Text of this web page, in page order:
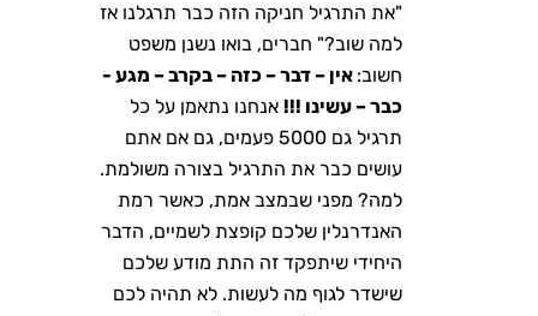
"את התרגיל חניקה הזה כבר תרגלנו אז
למה שוב?" חברים, בואו נשנן משפט
חשוב: אין – דבר – כזה – בקרב – מגע -
כבר – עשינו !!! אנחנו נתאמן על כל
תרגיל גם 5000 פעמים, גם אם אתם
עושים כבר את התרגיל בצורה משולמת.
למה? מפני שבמצב אמת, כאשר רמת
האנדרנלין שלכם קופצת לשמיים, הדבר
היחידי שיתפקד זה התת מודע שלכם
שישדר לגוף מה לעשות. לא תהיה לכם